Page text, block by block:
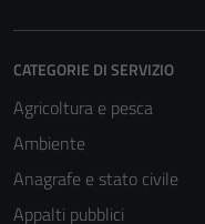
CATEGORIE DI SERVIZIO
Agricoltura e pesca
Ambiente
Anagrafe e stato civile
Appalti pubblici